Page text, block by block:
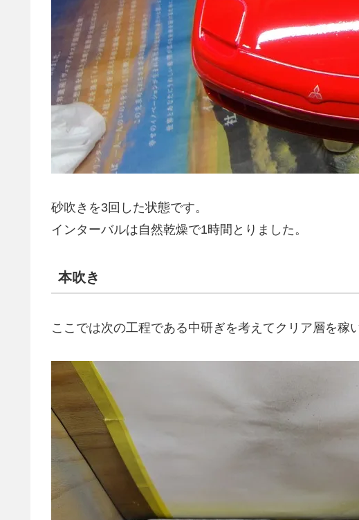
砂吹きを3回した状態です。
インターバルは自然乾燥で1時間とりました。
本吹き
ここでは次の工程である中研ぎを考えてクリア層を稼